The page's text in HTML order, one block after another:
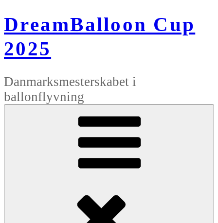
til
indhold
DreamBalloon Cup
2025
Danmarksmesterskabet i
ballonflyvning